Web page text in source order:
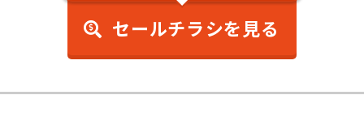
セールチラシを見る